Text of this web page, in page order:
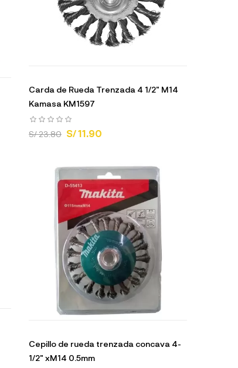
Carda de Rueda Trenzada 4 1/2" M14
Kamasa KM1597
S/ 23.80 S/ 11.90
Cepillo de rueda trenzada concava 4-
1/2" xM14 0.5mm